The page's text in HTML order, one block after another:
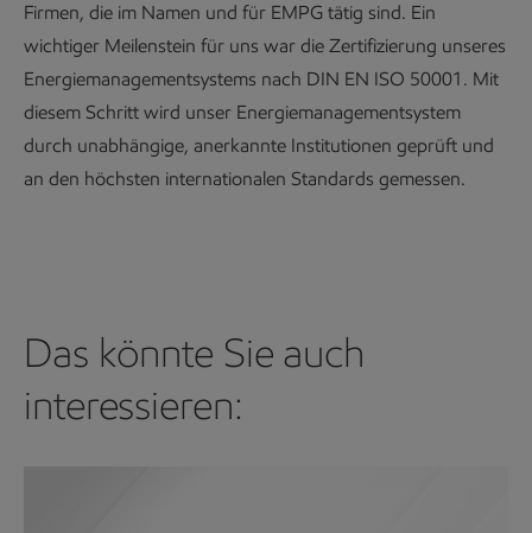
Firmen, die im Namen und für EMPG tätig sind. Ein
wichtiger Meilenstein für uns war die Zertifizierung unseres
Energiemanagementsystems nach DIN EN ISO 50001. Mit
diesem Schritt wird unser Energiemanagementsystem
durch unabhängige, anerkannte Institutionen geprüft und
an den höchsten internationalen Standards gemessen.
Das könnte Sie auch
interessieren: